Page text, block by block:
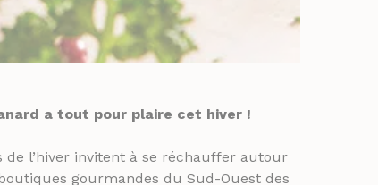
a tout pour plaire cet hiver !
l’hiver invitent à se réchauffer autour
gourmandes du Sud-Ouest des